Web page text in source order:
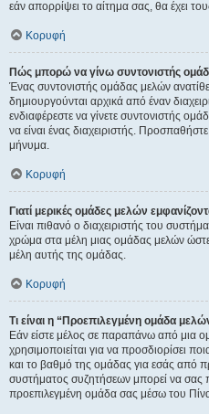
εάν απορρίψει το αίτημα σας, θα έχει
Κορυφή
Πώς μπορώ να γίνω συντονιστής
Ένας συντονιστής ομάδας μελών
δημιουργούνται αρχικά από έναν
ενδιαφέρεστε να γίνετε συντονιστής
να είναι ένας διαχειριστής.
μήνυμα.
Κορυφή
Γιατί μερικές ομάδες μελών
Είναι πιθανό ο διαχειριστής του
χρώμα στα μέλη μιας ομάδας μελών ώστε
μέλη αυτής της ομάδας.
Κορυφή
Τι είναι η “Προεπιλεγμένη ομάδα
Εάν είστε μέλος σε παραπάνω από μια
χρησιμοποιείται για να προσδιορίσει
και το βαθμό της ομάδας για εσάς από
συστήματος συζητήσεων μπορεί να σας
προεπιλεγμένη ομάδα σας μέσω του